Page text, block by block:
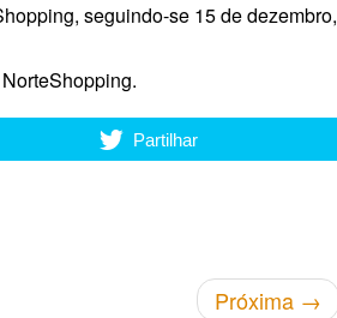
seguindo-se 15 de dezembro,
Partilhar
Próxima →